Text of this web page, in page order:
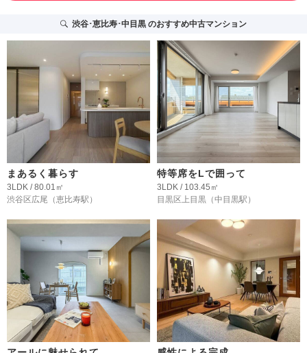
渋谷･恵比寿･中目黒のおすすめ中古マンション
まあるく暮らす
3LDK / 80.01㎡
渋谷区広尾 （恵比寿駅）
特等席をLで囲って
3LDK / 103.45㎡
目黒区上目黒 （中目黒駅）